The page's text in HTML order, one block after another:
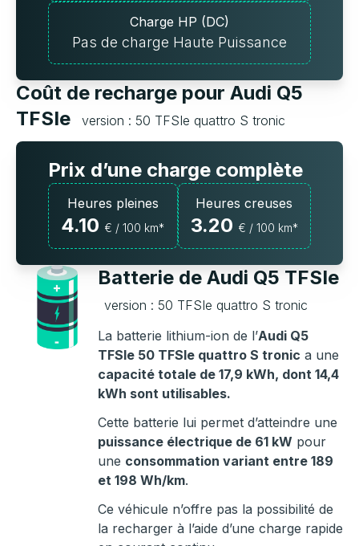
Charge HP (DC)
Pas de charge Haute Puissance
Coût de recharge pour Audi Q5
TFSIe
version : 50 TFSIe quattro S tronic
Prix d’une charge complète
Heures pleines
4.10 € / 100 km*
Heures creuses
3.20 € / 100 km*
Batterie de Audi Q5 TFSIe
version : 50 TFSIe quattro S tronic
La batterie lithium-ion de l’Audi Q5
TFSIe 50 TFSIe quattro S tronic a une
capacité totale de 17,9 kWh, dont 14,4
kWh sont utilisables.
Cette batterie lui permet d’atteindre une
puissance électrique de 61 kW pour
une consommation variant entre 189
et 198 Wh/km.
Ce véhicule n’offre pas la possibilité de
la recharger à l’aide d’une charge rapide